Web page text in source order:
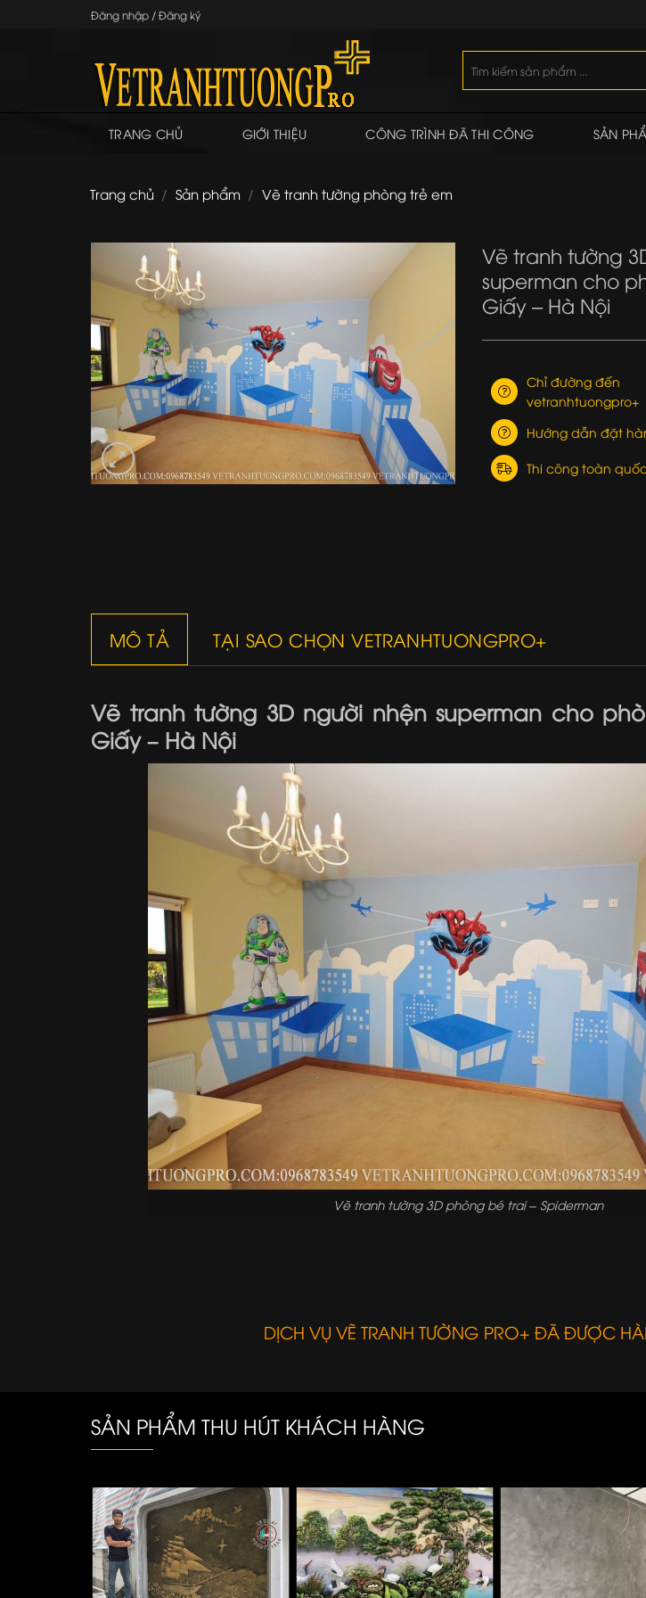
Đăng nhập / Đăng ký
kiếm:
TRANG CHỦ GIỚI THIỆU CÔNG TRÌNH ĐÃ THI CÔNG SẢN
Trang chủ / Sản phẩm / Vẽ tranh tường phòng trẻ em
Vẽ tranh tường
superman cho
Giấy – Hà Nội
Chỉ đường đến
vetranhtuongpro+
Hướng dẫn đặt
Thi công toàn
MÔ TẢ TẠI SAO CHỌN VETRANHTUONGPRO+
Vẽ tranh tường 3D người nhện superman cho
Giấy – Hà Nội
Vẽ tranh tường 3D phòng bé trai – Spiderman
DỊCH VỤ VẼ TRANH TƯỜNG PRO+ ĐÃ ĐƯỢC
SẢN PHẨM THU HÚT KHÁCH HÀNG